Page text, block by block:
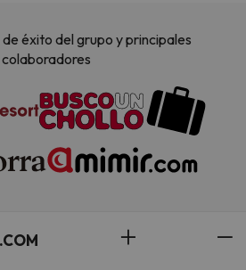
éxito del grupo y principales
colaboradores